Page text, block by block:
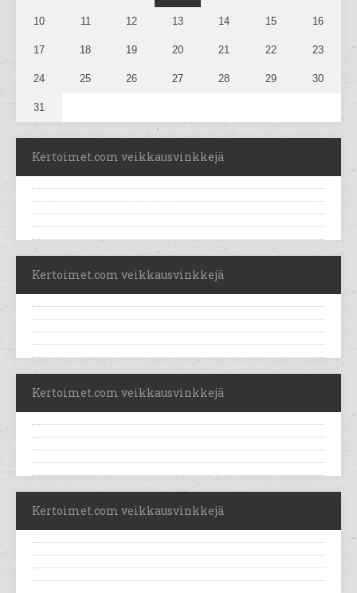
10 11 12 13 14 15 16
17 18 19 20 21 22 23
24 25 26 27 28 29 30
31
Kertoimet.com veikkausvinkkejä
Kertoimet.com veikkausvinkkejä
Kertoimet.com veikkausvinkkejä
Kertoimet.com veikkausvinkkejä